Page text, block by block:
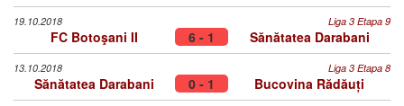
19.10.2018 Liga 3 Etapa 9
FC Botoşani II 6 - 1 Sănătatea Darabani
13.10.2018 Liga 3 Etapa 8
Sănătatea Darabani 0 - 1 Bucovina Rădăuți